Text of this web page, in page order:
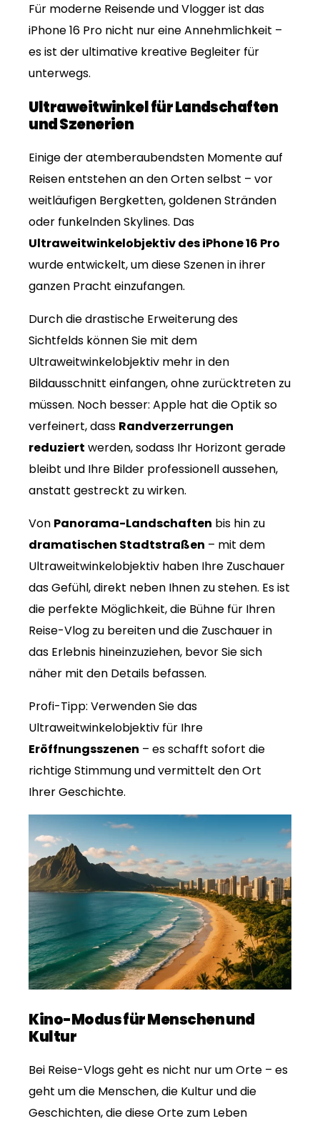
Für moderne Reisende und Vlogger ist das
iPhone 16 Pro nicht nur eine Annehmlichkeit –
es ist der ultimative kreative Begleiter für
unterwegs.
Ultraweitwinkel für Landschaften
und Szenerien
Einige der atemberaubendsten Momente auf
Reisen entstehen an den Orten selbst – vor
weitläufigen Bergketten, goldenen Stränden
oder funkelnden Skylines. Das
Ultraweitwinkelobjektiv des iPhone 16 Pro
wurde entwickelt, um diese Szenen in ihrer
ganzen Pracht einzufangen.
Durch die drastische Erweiterung des
Sichtfelds können Sie mit dem
Ultraweitwinkelobjektiv mehr in den
Bildausschnitt einfangen, ohne zurücktreten zu
müssen. Noch besser: Apple hat die Optik so
verfeinert, dass Randverzerrungen
reduziert werden, sodass Ihr Horizont gerade
bleibt und Ihre Bilder professionell aussehen,
anstatt gestreckt zu wirken.
Von Panorama-Landschaften bis hin zu
dramatischen Stadtstraßen – mit dem
Ultraweitwinkelobjektiv haben Ihre Zuschauer
das Gefühl, direkt neben Ihnen zu stehen. Es ist
die perfekte Möglichkeit, die Bühne für Ihren
Reise-Vlog zu bereiten und die Zuschauer in
das Erlebnis hineinzuziehen, bevor Sie sich
näher mit den Details befassen.
Profi-Tipp: Verwenden Sie das
Ultraweitwinkelobjektiv für Ihre
Eröffnungsszenen – es schafft sofort die
richtige Stimmung und vermittelt den Ort
Ihrer Geschichte.
Kino-Modus für Menschen und
Kultur
Bei Reise-Vlogs geht es nicht nur um Orte – es
geht um die Menschen, die Kultur und die
Geschichten, die diese Orte zum Leben